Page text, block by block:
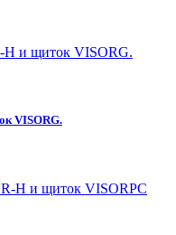
VISORG.